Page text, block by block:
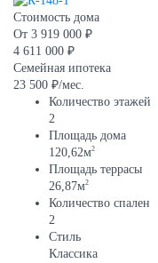
Стоимость дома
От 3 919 000 ₽
4 611 000 ₽
Семейная ипотека
23 500 ₽/мес.
Количество этажей
2
Площадь дома
120,62м2
Площадь террасы
26,87м2
Количество спален
2
Стиль
Классика